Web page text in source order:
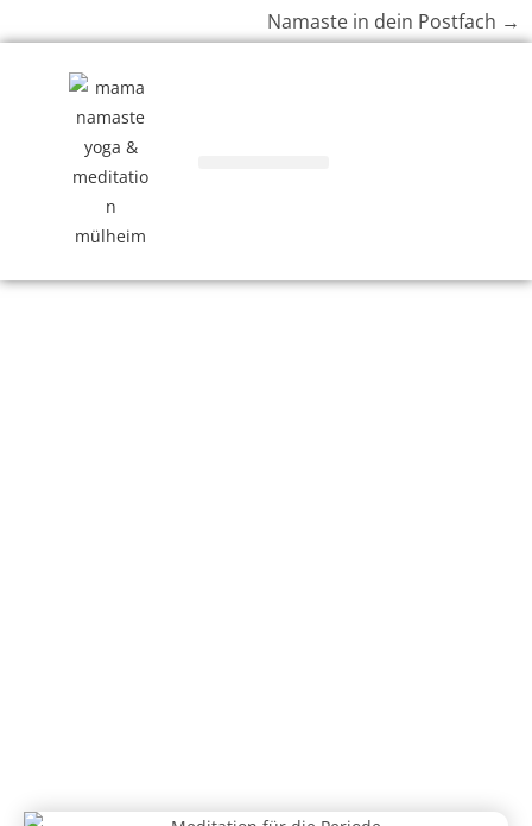
Namaste in dein Postfach →